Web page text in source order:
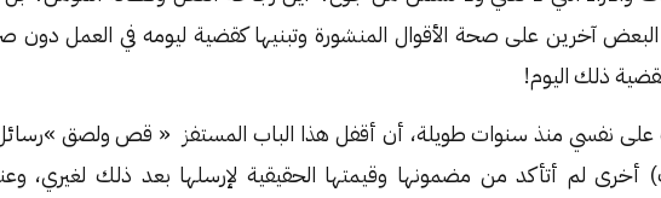
آخرين على صحة الأقوال المنشورة وتبنيها كقضية ليومه في العمل
ذلك اليوم!
نفسي منذ سنوات طويلة، أن أقفل هذا الباب المستفز « قص ولصق
لم أتأكد من مضمونها وقيمتها الحقيقية لإرسلها بعد ذلك لغيري،